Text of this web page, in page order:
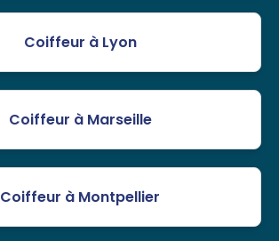
Coiffeur à Lyon
Coiffeur à Marseille
Coiffeur à Montpellier